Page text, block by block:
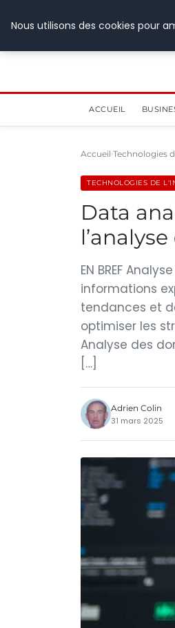
ACCUEIL
Accueil Technologies
TECHNOLOGIES DE
Data
EN BREF
informations
tendances et
optimiser les
Analyse des
[…]
Adrien Colin
31 mars 2025
Nous utilisons des cookies pour